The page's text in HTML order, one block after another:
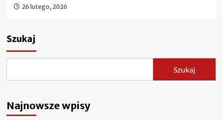
26 lutego, 2026
Szukaj
Szukaj
Najnowsze wpisy